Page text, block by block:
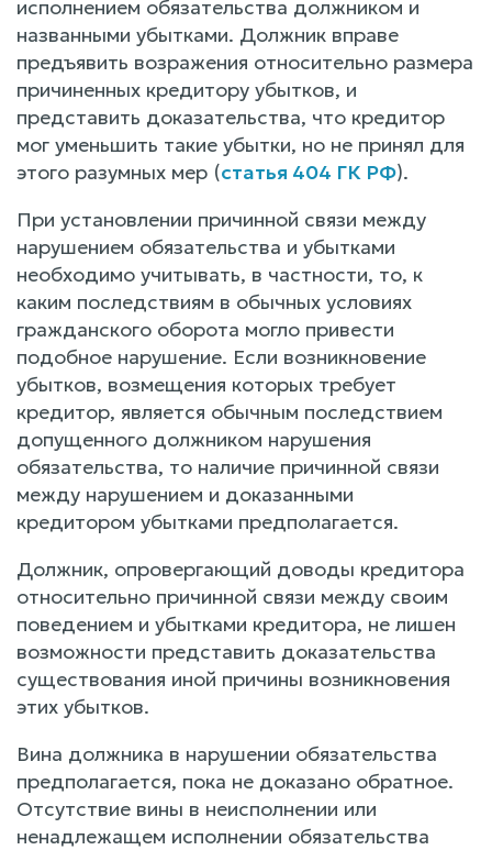
исполнением обязательства должником и
названными убытками. Должник вправе
предъявить возражения относительно размера
причиненных кредитору убытков, и
представить доказательства, что кредитор
мог уменьшить такие убытки, но не принял для
этого разумных мер (статья 404 ГК РФ).
При установлении причинной связи между
нарушением обязательства и убытками
необходимо учитывать, в частности, то, к
каким последствиям в обычных условиях
гражданского оборота могло привести
подобное нарушение. Если возникновение
убытков, возмещения которых требует
кредитор, является обычным последствием
допущенного должником нарушения
обязательства, то наличие причинной связи
между нарушением и доказанными
кредитором убытками предполагается.
Должник, опровергающий доводы кредитора
относительно причинной связи между своим
поведением и убытками кредитора, не лишен
возможности представить доказательства
существования иной причины возникновения
этих убытков.
Вина должника в нарушении обязательства
предполагается, пока не доказано обратное.
Отсутствие вины в неисполнении или
ненадлежащем исполнении обязательства